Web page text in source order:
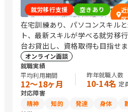
就労移行支援 空きあり
在宅訓練あり、パソコンスキル
ト、最新スキルが学べる就労移
台お貸出し、資格取得も目指せま
オンライン面談
就職実績
平均利用期間
12〜18ヶ月
昨年就職人数
10-14名 定
対応障害
精神
知的 発達 身体